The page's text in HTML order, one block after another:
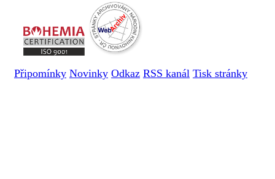
Připomínky Novinky Odkaz RSS kanál Tisk stránky